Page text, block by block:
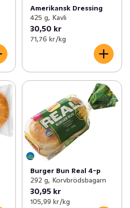
Amerikansk Dressing
425 g, Kavli
30,50 kr
71,76 kr /kg
Burger Bun Real 4-p
292 g, Korvbrödsbagarn
30,95 kr
105,99 kr /kg